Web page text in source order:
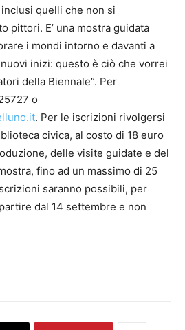
quelli che non si
pittori. E’ una mostra guidata
i mondi intorno e davanti a
inizi: questo è ciò che vorrei
della Biennale”. Per
o
. Per le iscrizioni rivolgersi
civica, al costo di 18 euro
delle visite guidate e del
fino ad un massimo di 25
saranno possibili, per
dal 14 settembre e non